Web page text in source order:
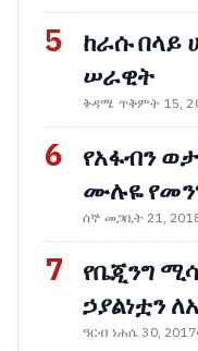
5
ከራሱ በላይ
ሠራዊት
ቅዳሜ ጥቅምት 15,
6
የአፋብን
ሙሉዬ
ሰኞ መጋቢት 21,
7
የቤጂንግ
ኃያልነቷን
ዓርብ ነሐሴ 30, 2017